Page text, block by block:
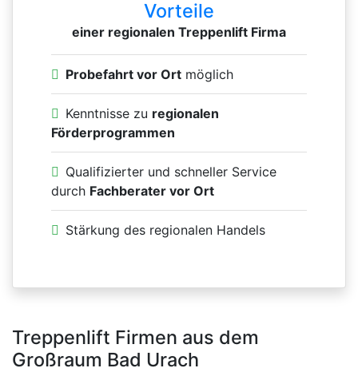
Vorteile
einer regionalen Treppenlift Firma
Probefahrt vor Ort möglich
Kenntnisse zu regionalen
Förderprogrammen
Qualifizierter und schneller Service
durch Fachberater vor Ort
Stärkung des regionalen Handels
Treppenlift Firmen aus dem
Großraum Bad Urach